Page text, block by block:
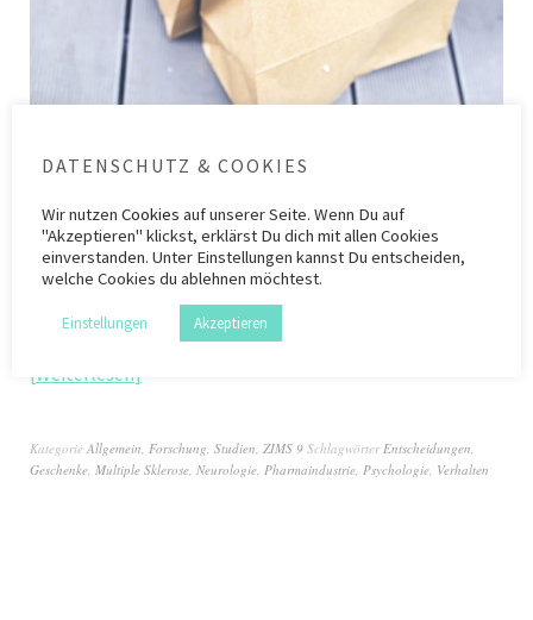
Immer wieder erzählen uns Betroffene von ihren
Erlebnissen mit Ärzten, die den Eindruck erwecken, dass
Interessen Dritter, z.B. der Pharmaindustrie, wichtiger zu
sein scheinen als ihre Gesundheit. Wie sonst sollte…
Weiterlesen
Kategorie Allgemein Forschung Studien ZIMS 9 Schlagwörter Entscheidungen
Geschenke Multiple Sklerose Neurologie Pharmaindustrie Psychologie Verhalten
DATENSCHUTZ & COOKIES
Wir nutzen Cookies auf unserer Seite. Wenn Du auf
"Akzeptieren" klickst, erklärst Du dich mit allen Cookies
einverstanden. Unter Einstellungen kannst Du entscheiden,
welche Cookies du ablehnen möchtest.
Einstellungen Akzeptieren